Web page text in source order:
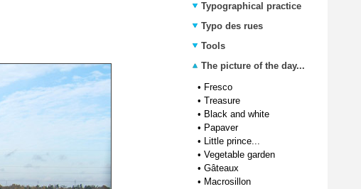
Typographical practice
Typo des rues
Tools
The picture of the day...
• Fresco
• Treasure
• Black and white
• Papaver
• Little prince...
• Vegetable garden
• Gâteaux
• Macrosillon